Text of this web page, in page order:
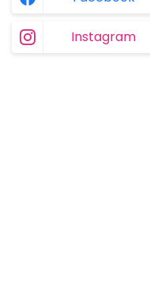
Instagram